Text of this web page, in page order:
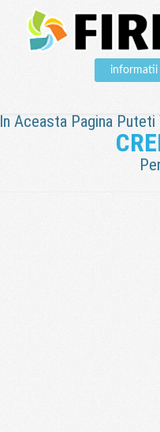
informatii
In Aceasta Pagina